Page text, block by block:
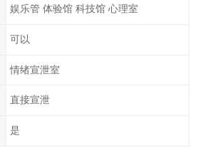
娱乐管 体验馆 科技馆 心理室
可以
情绪宣泄室
直接宣泄
是